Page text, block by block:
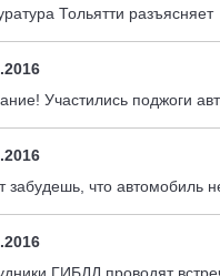
Тольятти разъясняет
Участились поджоги
забудешь, что автомобиль